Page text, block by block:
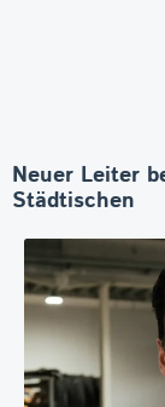
Neuer Leiter
Städtischen